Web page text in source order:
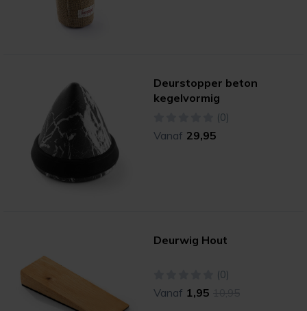
Deurstopper beton
kegelvormig
(0)
Vanaf 29,95
Deurwig Hout
(0)
Vanaf 1,95